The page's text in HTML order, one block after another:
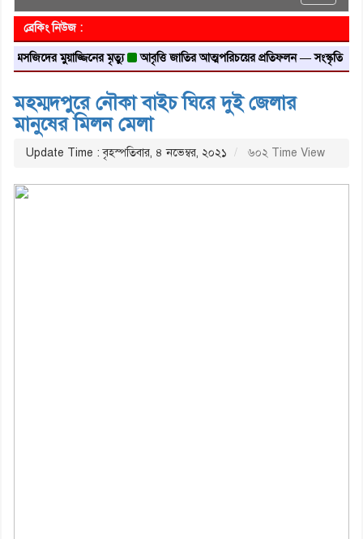
ব্রেকিং নিউজ :
মুয়াজ্জিনের মৃত্যু আবৃত্তি জাতির আত্মপরিচয়ের প্রতিফলন — সংস্কৃতি মন্ত্রী
মহম্মদপুরে নৌকা বাইচ ঘিরে দুই জেলার
মানুষের মিলন মেলা
Update Time : বৃহস্পতিবার, ৪ নভেম্বর, ২০২১ ৬০২ Time View